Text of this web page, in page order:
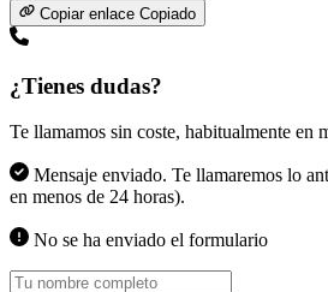
Copiar enlace Copiado
¿Tienes dudas?
Te llamamos sin coste, habitualmente en
Mensaje enviado. Te llamaremos lo
en menos de 24 horas).
No se ha enviado el formulario